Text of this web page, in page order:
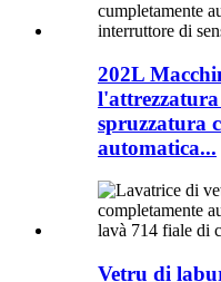
202L
spruzzatura
automatica...
Vetru di